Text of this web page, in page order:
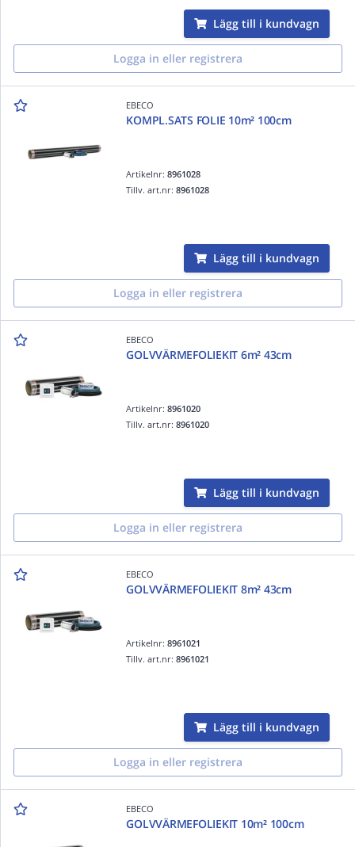
Lägg till i kundvagn
Logga in eller registrera
EBECO
KOMPL.SATS FOLIE 10m² 100cm
Artikelnr:8961028
Tillv. art.nr:8961028
Lägg till i kundvagn
Logga in eller registrera
EBECO
GOLVVÄRMEFOLIEKIT 6m² 43cm
Artikelnr:8961020
Tillv. art.nr:8961020
Lägg till i kundvagn
Logga in eller registrera
EBECO
GOLVVÄRMEFOLIEKIT 8m² 43cm
Artikelnr:8961021
Tillv. art.nr:8961021
Lägg till i kundvagn
Logga in eller registrera
EBECO
GOLVVÄRMEFOLIEKIT 10m² 100cm